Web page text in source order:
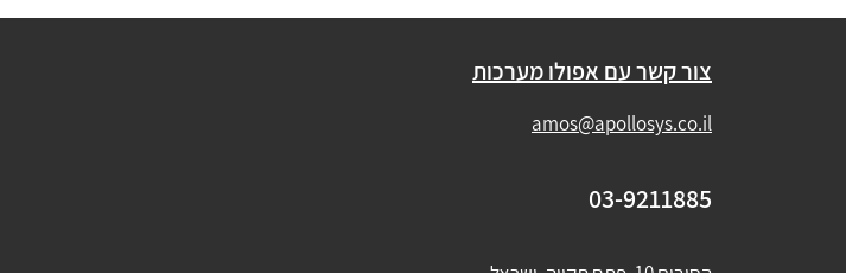
צור קשר עם אפולו מערכות
amos@apollosys.co.il
03-9211885